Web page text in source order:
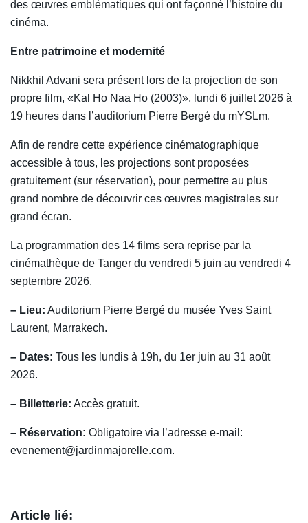
des œuvres emblématiques qui ont façonné l’histoire du
cinéma.
Entre patrimoine et modernité
Nikkhil Advani sera présent lors de la projection de son
propre film, «Kal Ho Naa Ho (2003)», lundi 6 juillet 2026 à
19 heures dans l’auditorium Pierre Bergé du mYSLm.
Afin de rendre cette expérience cinématographique
accessible à tous, les projections sont proposées
gratuitement (sur réservation), pour permettre au plus
grand nombre de découvrir ces œuvres magistrales sur
grand écran.
La programmation des 14 films sera reprise par la
cinémathèque de Tanger du vendredi 5 juin au vendredi 4
septembre 2026.
– Lieu: Auditorium Pierre Bergé du musée Yves Saint
Laurent, Marrakech.
– Dates: Tous les lundis à 19h, du 1er juin au 31 août
2026.
– Billetterie: Accès gratuit.
– Réservation: Obligatoire via l’adresse e-mail:
evenement@jardinmajorelle.com.
Article lié: